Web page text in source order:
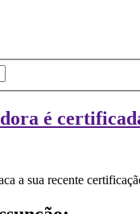
é
a sua recente